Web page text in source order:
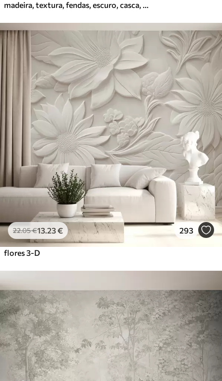
22.05€13 .23€ 293
flores 3-D